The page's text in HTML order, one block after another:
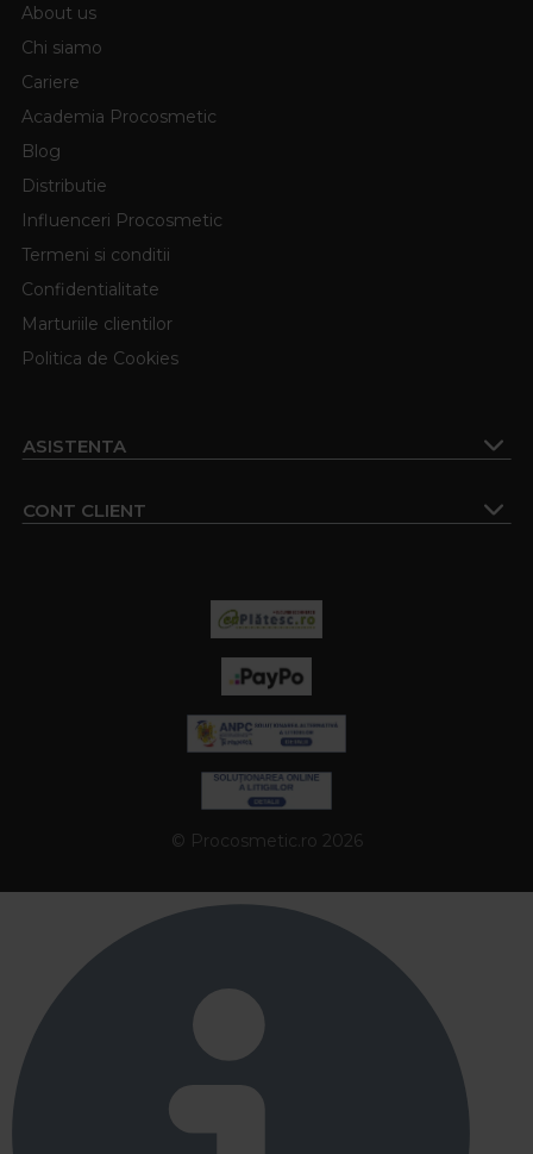
About us
Chi siamo
Cariere
Academia Procosmetic
Blog
Distributie
Influenceri Procosmetic
Termeni si conditii
Confidentialitate
Marturiile clientilor
Politica de Cookies
ASISTENTA
CONT CLIENT
© Procosmetic.ro 2026